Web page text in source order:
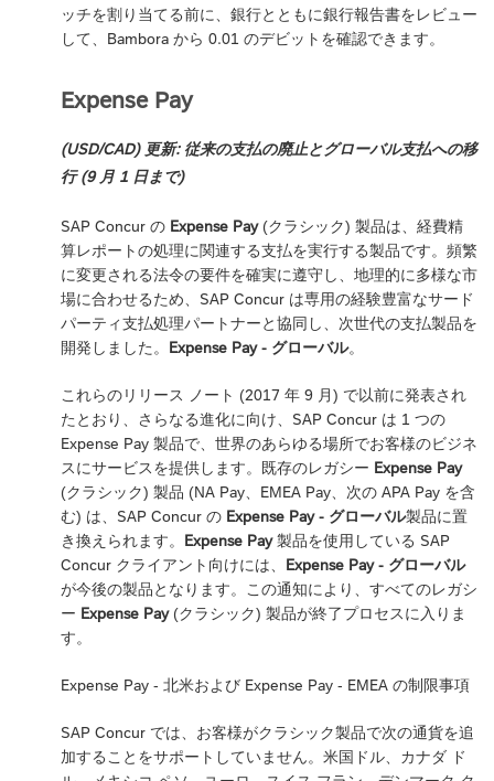
ッチを割り当てる前に、銀行とともに銀行報告書をレビュー
して、Bambora から 0.01 のデビットを確認できます。
Expense Pay
(USD/CAD) 更新: 従来の支払の廃止とグローバル支払への移
行 (9 月 1 日まで)
SAP Concur の Expense Pay(クラシック) 製品は、経費精
算レポートの処理に関連する支払を実行する製品です。頻繁
に変更される法令の要件を確実に遵守し、地理的に多様な市
場に合わせるため、SAP Concur は専用の経験豊富なサード
パーティ支払処理パートナーと協同し、次世代の支払製品を
開発しました。 Expense Pay - グローバル。
これらのリリース ノート (2017 年 9 月) で以前に発表され
たとおり、さらなる進化に向け、SAP Concur は 1 つの
Expense Pay 製品で、世界のあらゆる場所でお客様のビジネ
スにサービスを提供します。既存のレガシー Expense Pay
(クラシック) 製品 (NA Pay、EMEA Pay、次の APA Pay を含
む) は、SAP Concur の Expense Pay - グローバル製品に置
き換えられます。 Expense Pay製品を使用している SAP
Concur クライアント向けには、 Expense Pay - グローバル
が今後の製品となります。この通知により、すべてのレガシ
ー Expense Pay(クラシック) 製品が終了プロセスに入りま
す。
Expense Pay - 北米および Expense Pay - EMEA の制限事項
SAP Concur では、お客様がクラシック製品で次の通貨を追
加することをサポートしていません。米国ドル、カナダ ド